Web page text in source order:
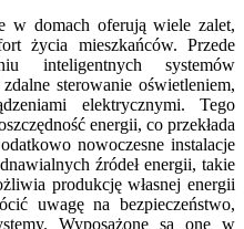
w domach oferują wiele zalet,
życia mieszkańców. Przede
inteligentnych systemów
sterowanie oświetleniem,
elektrycznymi. Tego
energii, co przekłada
nowoczesne instalacje
źródeł energii, takie
produkcję własnej energii
uwagę na bezpieczeństwo,
Wyposażone są one w